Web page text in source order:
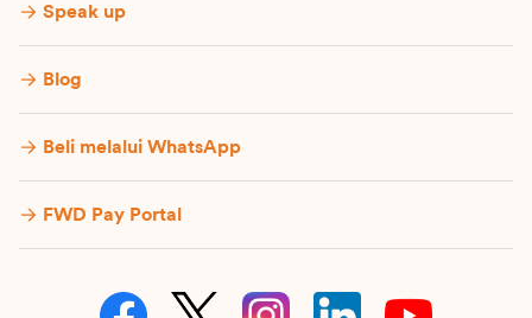
Speak up
Blog
Beli melalui WhatsApp
FWD Pay Portal